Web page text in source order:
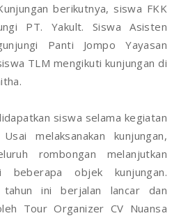
berikutnya, siswa FKK
PT. Yakult. Siswa Asisten
Panti Jompo Yayasan
TLM mengikuti kunjungan di
siswa selama kegiatan
melaksanakan kunjungan,
rombongan melanjutkan
objek kunjungan.
tahun ini berjalan lancar dan
Tour Organizer CV Nuansa